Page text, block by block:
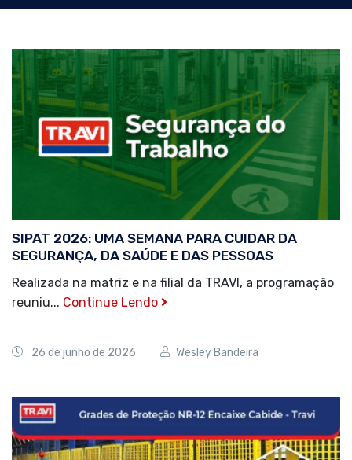
SIPAT 2026: UMA SEMANA PARA CUIDAR DA
SEGURANÇA, DA SAÚDE E DAS PESSOAS
Realizada na matriz e na filial da TRAVI, a programação
reuniu... Continue Lendo
26 de junho de 2026 Wesley Bandeira